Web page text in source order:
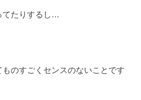
てたりするし…
のすごくセンスのないことです